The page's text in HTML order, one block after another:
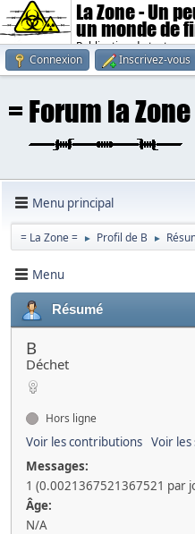
La Zone - Un
un monde de
Publication de textes
Connexion
Inscrivez-vous
Menu principal
= La Zone = ► Profil de B ►
Menu
Résumé
B
Déchet
Hors ligne
Voir les contributions Voir
Messages:
1 (0.0021367521367521 par
Âge:
N/A